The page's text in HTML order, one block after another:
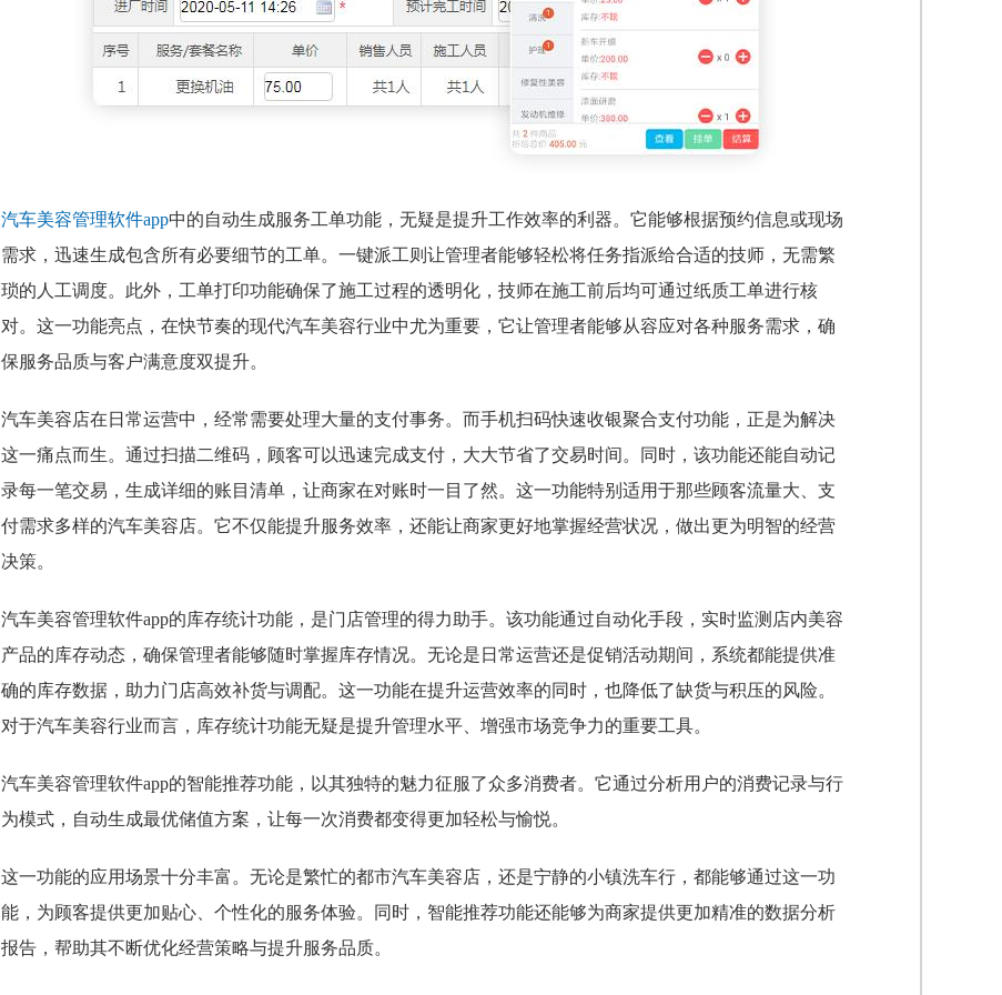
汽车美容管理软件app中的自动生成服务工单功能，无疑是提升工作效率的利器。它能够根据预约信息或现场
需求，迅速生成包含所有必要细节的工单。一键派工则让管理者能够轻松将任务指派给合适的技师，无需繁
琐的人工调度。此外，工单打印功能确保了施工过程的透明化，技师在施工前后均可通过纸质工单进行核
对。这一功能亮点，在快节奏的现代汽车美容行业中尤为重要，它让管理者能够从容应对各种服务需求，确
保服务品质与客户满意度双提升。
汽车美容店在日常运营中，经常需要处理大量的支付事务。而手机扫码快速收银聚合支付功能，正是为解决
这一痛点而生。通过扫描二维码，顾客可以迅速完成支付，大大节省了交易时间。同时，该功能还能自动记
录每一笔交易，生成详细的账目清单，让商家在对账时一目了然。这一功能特别适用于那些顾客流量大、支
付需求多样的汽车美容店。它不仅能提升服务效率，还能让商家更好地掌握经营状况，做出更为明智的经营
决策。
汽车美容管理软件app的库存统计功能，是门店管理的得力助手。该功能通过自动化手段，实时监测店内美容
产品的库存动态，确保管理者能够随时掌握库存情况。无论是日常运营还是促销活动期间，系统都能提供准
确的库存数据，助力门店高效补货与调配。这一功能在提升运营效率的同时，也降低了缺货与积压的风险。
对于汽车美容行业而言，库存统计功能无疑是提升管理水平、增强市场竞争力的重要工具。
汽车美容管理软件app的智能推荐功能，以其独特的魅力征服了众多消费者。它通过分析用户的消费记录与行
为模式，自动生成最优储值方案，让每一次消费都变得更加轻松与愉悦。
这一功能的应用场景十分丰富。无论是繁忙的都市汽车美容店，还是宁静的小镇洗车行，都能够通过这一功
能，为顾客提供更加贴心、个性化的服务体验。同时，智能推荐功能还能够为商家提供更加精准的数据分析
报告，帮助其不断优化经营策略与提升服务品质。